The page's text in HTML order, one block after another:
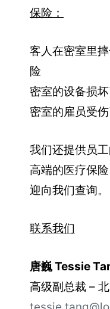
保险：
客人在密室里
险
密室的设备损
密室的雇员受
我们还提供员
高端的医疗保
迎向我们查询。
联系我们
唐巍 Tessie
高级副总裁 –